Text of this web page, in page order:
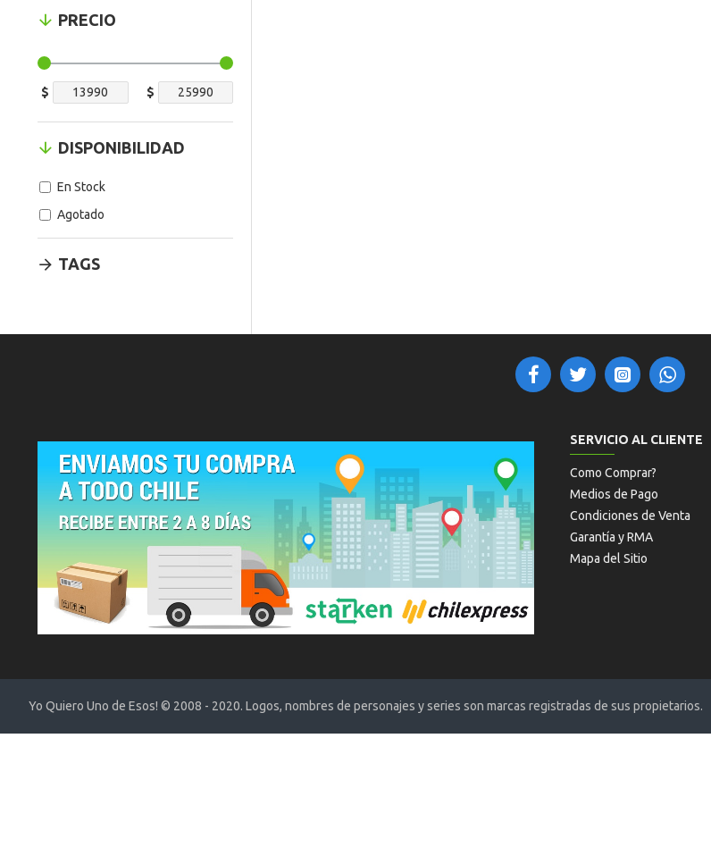
PRECIO
$ $
TAGS
DISPONIBILIDAD
En Stock
Agotado
SERVICIO AL CLIENTE
Como Comprar?
Medios de Pago
Condiciones de Venta
Garantía y RMA
Mapa del Sitio
Yo Quiero Uno de Esos! © 2008 - 2020. Logos, nombres de personajes y series son marcas registradas de sus propietarios.